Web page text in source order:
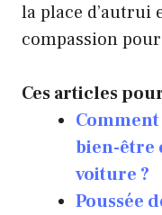
la place d’autrui
compassion
Ces articles
bien-être
voiture ?
Poussée